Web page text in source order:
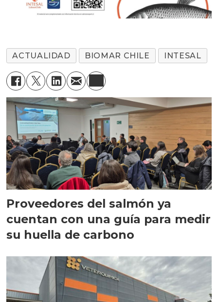
ACTUALIDAD BIOMAR CHILE INTESAL
Proveedores del salmón ya
cuentan con una guía para medir
su huella de carbono